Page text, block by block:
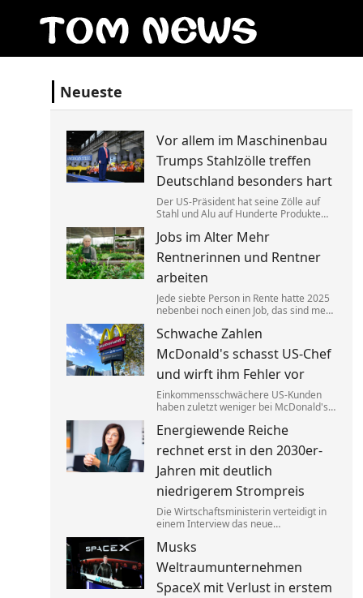
Neueste
Vor allem im Maschinenbau
Trumps Stahlzölle treffen
Deutschland besonders hart
Der US-Präsident hat seine Zölle auf
Stahl und Alu auf Hunderte Produkte
überproportional, zeigt eine neue
Auswertung. China umgeht das
offenbar mit einem Trick.
Jobs im Alter Mehr
Rentnerinnen und Rentner
arbeiten
Jede siebte Person in Rente hatte 2025
nebenbei noch einen Job, das sind mehr
Arbeitgeberverbände »fassungslos«,
dass einige Ministerpräsidenten die
»Rente mit 63« nun doch behalten
wollen.
Schwache Zahlen
McDonald's schasst US-Chef
und wirft ihm Fehler vor
Einkommensschwächere US-Kunden
haben zuletzt weniger bei McDonald's
Länderchef aus – Grund für die
schlechten Zahlen seien chaotische
Angebote.
Energiewende Reiche
rechnet erst in den 2030er-
Jahren mit deutlich
niedrigerem Strompreis
Die Wirtschaftsministerin verteidigt in
einem Interview das neue
Kosten zu senken. Bis Verbraucher
davon etwas merken, soll es aber noch
dauern.
Musks
Weltraumunternehmen
SpaceX mit Verlust in erstem